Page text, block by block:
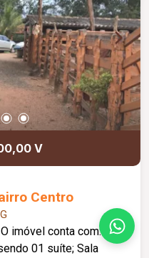
V
Centro
01 suíte; Sala